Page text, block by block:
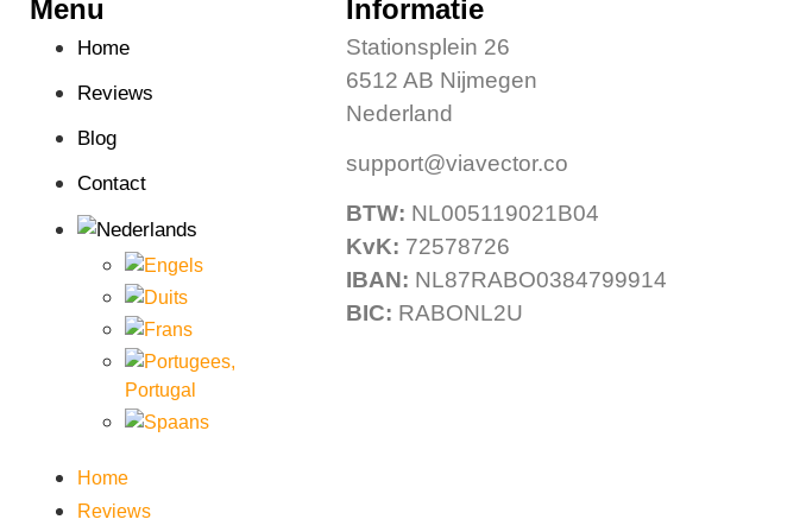
Menu
Home
Reviews
Blog
Contact
Home
Reviews
Informatie
Stationsplein 26
6512 AB Nijmegen
Nederland
support@viavector.co
BTW: NL005119021B04
KvK: 72578726
IBAN: NL87RABO0384799914
BIC: RABONL2U